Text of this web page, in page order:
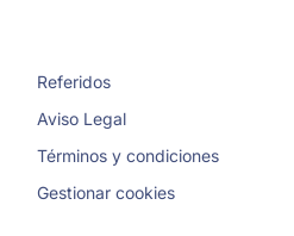
Referidos
Aviso Legal
Términos y condiciones
Gestionar cookies